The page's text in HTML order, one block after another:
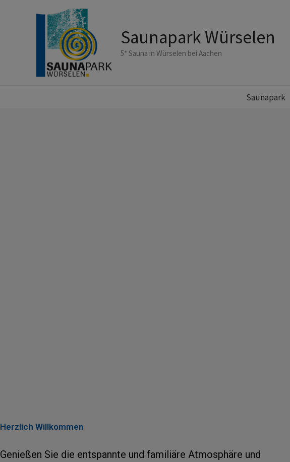
Saunapark Würselen
5* Sauna in Würselen bei Aachen
Saunapark
Herzlich Willkommen
Genießen Sie die entspannte und familiäre Atmosphäre und